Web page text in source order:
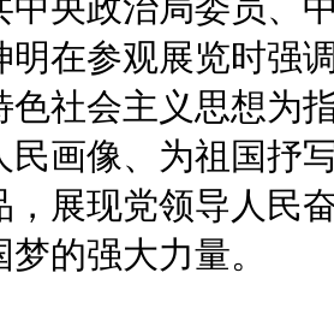
明在参观展览时强
色社会主义思想为
民画像、为祖国抒
，展现党领导人民
的强大力量。